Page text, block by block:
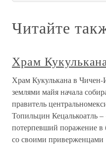
Читайте
Храм
Храм Кукулькана в
землями майя начала
правитель
Топильцин Кецалькоатль
потерпевший поражение в
со своими приверженцами